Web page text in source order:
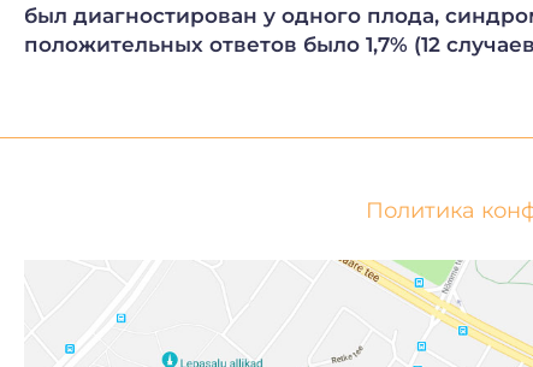
был диагностирован у одного плода,
положительных ответов было 1,7% (12
Политика